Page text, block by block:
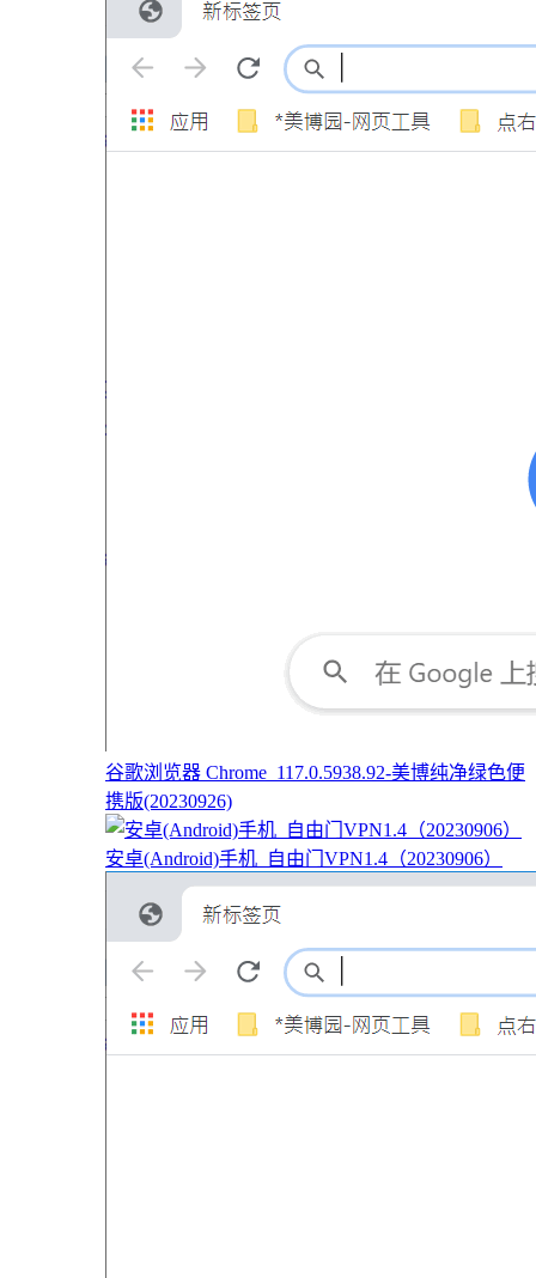
谷歌浏览器 Chrome_117.0.5938.92-美博纯净绿色便
携版(20230926)
安卓(Android)手机_自由门VPN1.4（20230906）